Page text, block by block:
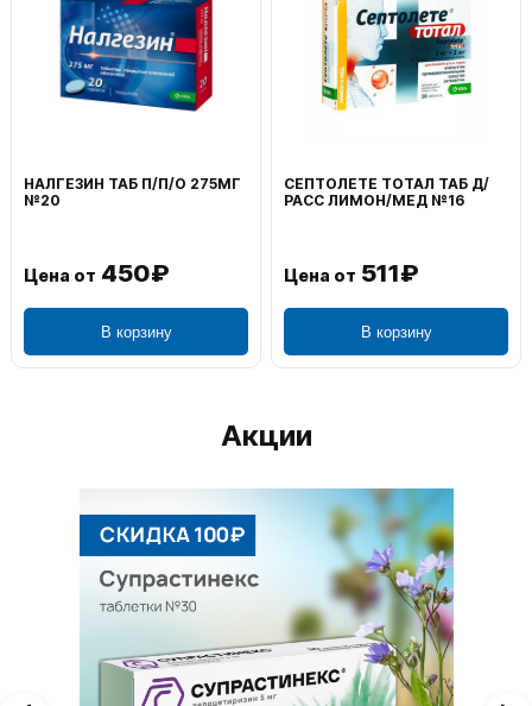
НАЛГЕЗИН ТАБ П/П/О 275МГ
№20
Цена от 450₽
В корзину
СЕПТОЛЕТЕ ТОТАЛ ТАБ Д/
РАСС ЛИМОН/МЕД №16
Цена от 511₽
В корзину
Акции